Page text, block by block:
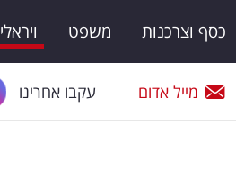
כסף וצרכנות משפט ויראלי
מייל אדום עקבו אחרינו